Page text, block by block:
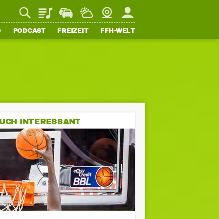
PlaylistStaupilotWetterWebcamMein FFH
PODCAST FREIZEIT FFH-WELT
INTERESSANT